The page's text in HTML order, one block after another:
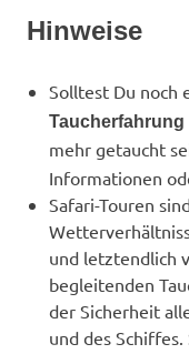
Hinweise
Solltest Du noch
Taucherfahrung
mehr getaucht
Informationen
Safari-Touren
und letztendlich
begleitenden
der Sicherheit
und des